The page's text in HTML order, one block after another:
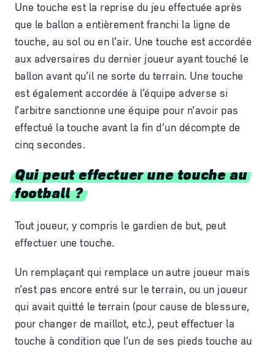
Une touche est la reprise du jeu effectuée après
que le ballon a entièrement franchi la ligne de
touche, au sol ou en l’air. Une touche est accordée
aux adversaires du dernier joueur ayant touché le
ballon avant qu’il ne sorte du terrain. Une touche
est également accordée à l’équipe adverse si
l’arbitre sanctionne une équipe pour n’avoir pas
effectué la touche avant la fin d’un décompte de
cinq secondes.
Qui peut effectuer une touche au
football ?
Tout joueur, y compris le gardien de but, peut
effectuer une touche.
Un remplaçant qui remplace un autre joueur mais
n’est pas encore entré sur le terrain, ou un joueur
qui avait quitté le terrain (pour cause de blessure,
pour changer de maillot, etc.), peut effectuer la
touche à condition que l’un de ses pieds touche au